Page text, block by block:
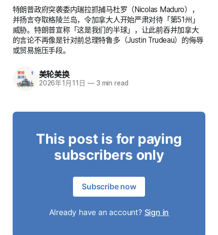
特朗普政府突袭委内瑞拉抓捕马杜罗（Nicolas Maduro），
并扬言夺取格陵兰岛，令加拿大人开始严肃对待「第51州」
威胁。特朗普宣称「这是我们的半球」，让此前吞并加拿大
的言论不再像是针对前总理特鲁多（Justin Trudeau）的侮辱
或贸易施压手段。
美轮美换
2026年1月11日 —3 min read
This post is for paying
subscribers only
Subscribe now
Already have an account? Sign in